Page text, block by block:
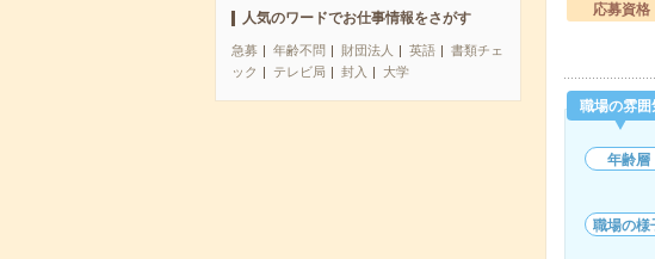
人気のワードでお仕事情報をさがす
急募 年齢不問 財団法人 英語
書類チェ
ック
テレビ局 封入 大学
応募資格
職場の雰囲
年齢層
職場の様